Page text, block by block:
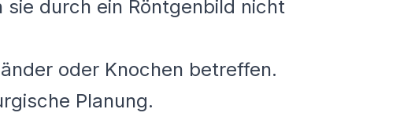
sie durch ein Röntgenbild nicht
oder Knochen betreffen.
Planung.